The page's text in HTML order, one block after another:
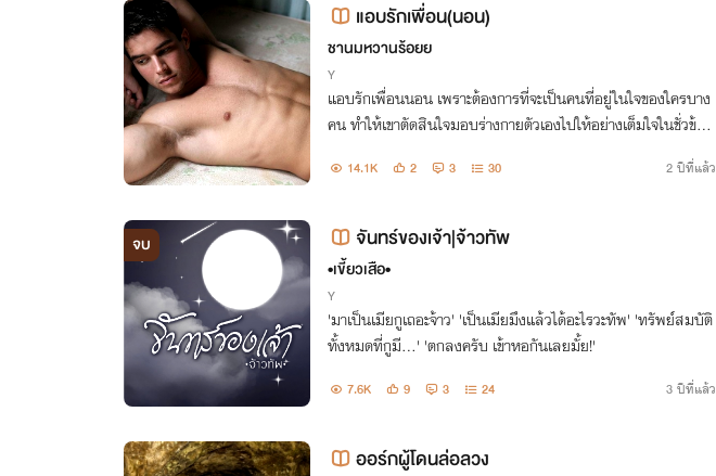
แอบรักเพื่อน(นอน)
ชานมหวานร้อยย
Y
แอบรักเพื่อนนอน เพราะต้องการที่จะเป็นคนที่อยู่ในใจของใครบาง
คน ทำให้เขาตัดสินใจมอบร่างกายตัวเองไปให้อย่างเต็มใจในชั่วข้าม
14.1K 2 3 30 2 ปีที่แล้ว
จบ จันทร์ของเจ้า|จ้าวทัพ
•เขี้ยวเสือ•
Y
'มาเป็นเมียกูเถอะจ้าว' 'เป็นเมียมึงแล้วได้อะไรวะทัพ' 'ทรัพย์สมบัติ
ทั้งหมดที่กูมี...' 'ตกลงครับ เข้าหอกันเลยมั้ย!'
7.6K 9 3 24 3 ปีที่แล้ว
ออร์กผู้โดนล่อลวง